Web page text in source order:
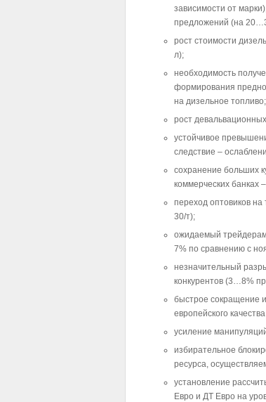
зависимости от
предложений (на
рост стоимости
л);
необходимость
формирования
на дизельное топливо;
рост
устойчивое
следствие –
сохранение больших
коммерческих банках
переход оптовиков
30/т);
ожидаемый
7% по сравнению с
незначительный
конкурентов (3…8%
быстрое сокращение
европейского
усиление
избирательное
ресурса,
установление
Евро и ДТ Евро на